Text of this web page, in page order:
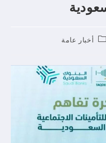
أخبار عامة